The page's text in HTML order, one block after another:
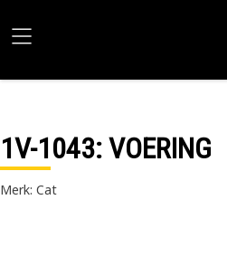
1V-1043: VOERING
Merk: Cat